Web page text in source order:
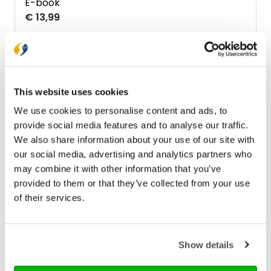
This website uses cookies
We use cookies to personalise content and ads, to
provide social media features and to analyse our traffic.
We also share information about your use of our site with
our social media, advertising and analytics partners who
may combine it with other information that you’ve
provided to them or that they’ve collected from your use
of their services.
Show details
€ 13,99
Bezorging binnen 1–2 werkdagen
Gratis retourneren
Bekijk ook eens